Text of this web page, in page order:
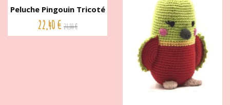
Peluche Pingouin Tricoté
30...
22,40 € 28,00 €